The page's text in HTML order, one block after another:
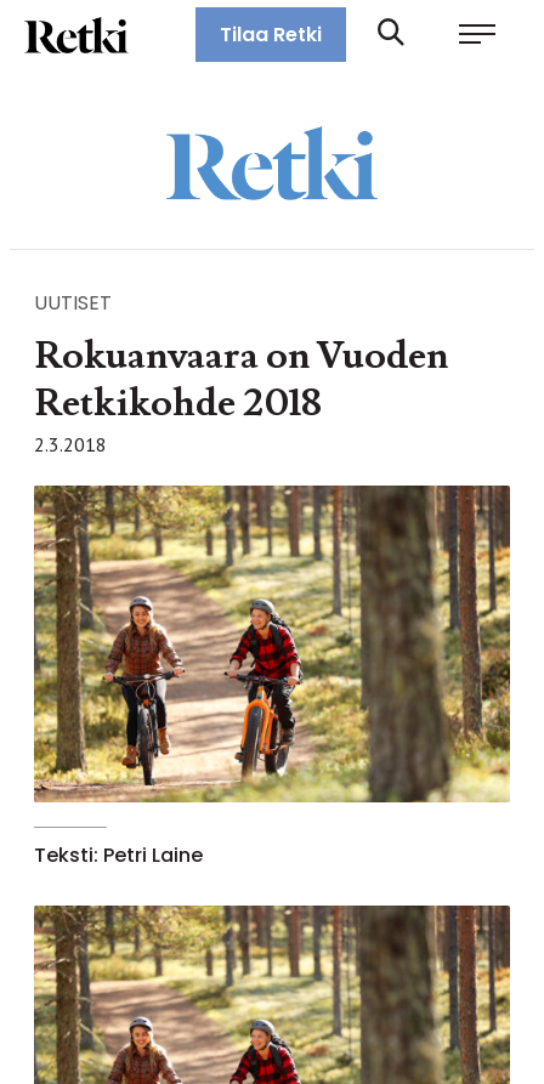
Siirry
suoraan
Retki-lehti
Tilaa Retki
UUTISET
Rokuanvaara on Vuoden
Retkikohde 2018
2.3.2018
Teksti: Petri Laine